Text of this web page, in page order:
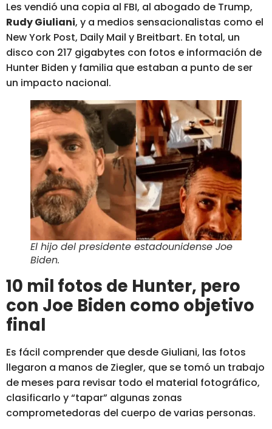
Les vendió una copia al FBI, al abogado de Trump,
Rudy Giuliani, y a medios sensacionalistas como el
New York Post, Daily Mail y Breitbart. En total, un
disco con 217 gigabytes con fotos e información de
Hunter Biden y familia que estaban a punto de ser
un impacto nacional.
El hijo del presidente estadounidense Joe
Biden.
10 mil fotos de Hunter, pero
con Joe Biden como objetivo
final
Es fácil comprender que desde Giuliani, las fotos
llegaron a manos de Ziegler, que se tomó un trabajo
de meses para revisar todo el material fotográfico,
clasificarlo y “tapar” algunas zonas
comprometedoras del cuerpo de varias personas.